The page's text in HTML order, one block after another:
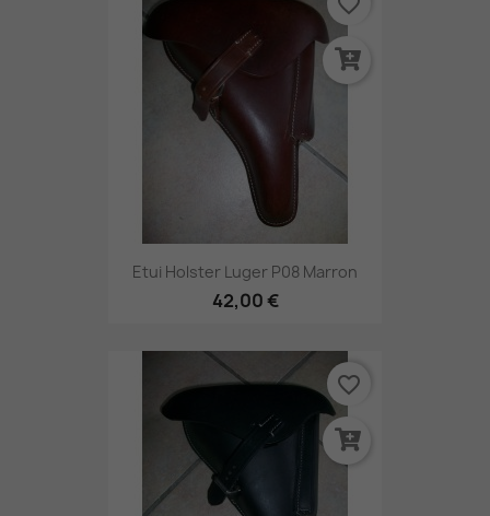
Etui Holster Luger P08 Marron
42,00 €
favorite_border